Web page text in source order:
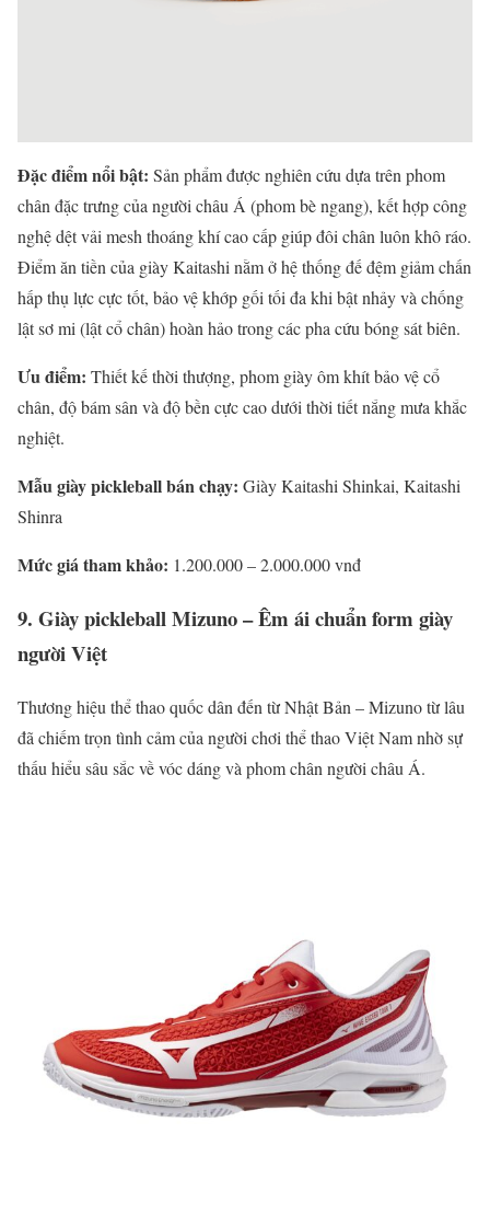
Đặc điểm nổi bật: Sản phẩm được nghiên cứu dựa trên phom
chân đặc trưng của người châu Á (phom bè ngang), kết hợp công
nghệ dệt vải mesh thoáng khí cao cấp giúp đôi chân luôn khô ráo.
Điểm ăn tiền của giày Kaitashi nằm ở hệ thống đế đệm giảm chấn
hấp thụ lực cực tốt, bảo vệ khớp gối tối đa khi bật nhảy và chống
lật sơ mi (lật cổ chân) hoàn hảo trong các pha cứu bóng sát biên.
Ưu điểm: Thiết kế thời thượng, phom giày ôm khít bảo vệ cổ
chân, độ bám sân và độ bền cực cao dưới thời tiết nắng mưa khắc
nghiệt.
Mẫu giày pickleball bán chạy: Giày Kaitashi Shinkai, Kaitashi
Shinra
Mức giá tham khảo: 1.200.000 – 2.000.000 vnđ
9. Giày pickleball Mizuno – Êm ái chuẩn form giày
người Việt
Thương hiệu thể thao quốc dân đến từ Nhật Bản – Mizuno từ lâu
đã chiếm trọn tình cảm của người chơi thể thao Việt Nam nhờ sự
thấu hiểu sâu sắc về vóc dáng và phom chân người châu Á.